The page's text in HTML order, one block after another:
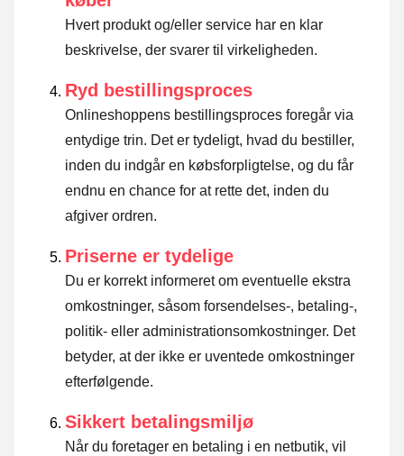
Hvert produkt og/eller service har en klar
beskrivelse, der svarer til virkeligheden.
Ryd bestillingsproces
Onlineshoppens bestillingsproces foregår via
entydige trin. Det er tydeligt, hvad du bestiller,
inden du indgår en købsforpligtelse, og du får
endnu en chance for at rette det, inden du
afgiver ordren.
Priserne er tydelige
Du er korrekt informeret om eventuelle ekstra
omkostninger, såsom forsendelses-, betaling-,
politik- eller administrationsomkostninger. Det
betyder, at der ikke er uventede omkostninger
efterfølgende.
Sikkert betalingsmiljø
Når du foretager en betaling i en netbutik, vil